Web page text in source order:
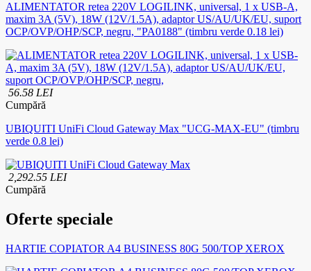
ALIMENTATOR retea 220V LOGILINK, universal, 1 x USB-A,
maxim 3A (5V), 18W (12V/1.5A), adaptor US/AU/UK/EU, suport
OCP/OVP/OHP/SCP, negru, "PA0188" (timbru verde 0.18 lei)
56.58 LEI
Cumpără
UBIQUITI UniFi Cloud Gateway Max "UCG-MAX-EU" (timbru
verde 0.8 lei)
2,292.55 LEI
Cumpără
Oferte speciale
HARTIE COPIATOR A4 BUSINESS 80G 500/TOP XEROX